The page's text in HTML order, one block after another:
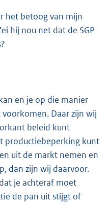
het betoog van mijn
hij nou net dat de SGP
en je op die manier
Daar zijn wij
beleid kunt
productiebeperking kunt
uit de markt nemen en
dan zijn wij daarvoor.
je achteraf moet
de pan uit stijgt of